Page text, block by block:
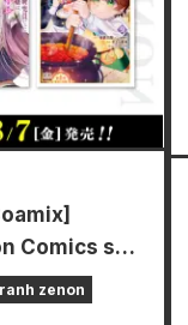
Comics sẽ
tháng 8
zenon